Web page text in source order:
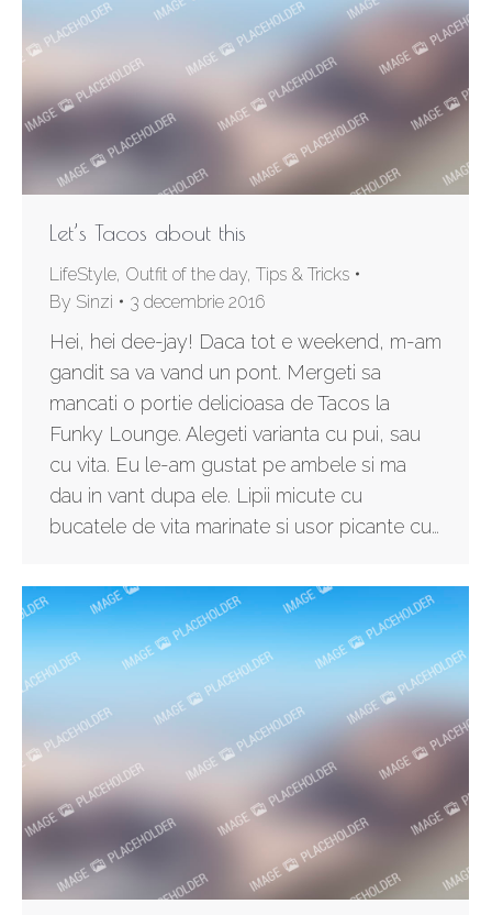
Let’s Tacos about this
LifeStyle, Outfit of the day, Tips & Tricks
By Sinzi 3 decembrie 2016
Hei, hei dee-jay! Daca tot e weekend, m-am
gandit sa va vand un pont. Mergeti sa
mancati o portie delicioasa de Tacos la
Funky Lounge. Alegeti varianta cu pui, sau
cu vita. Eu le-am gustat pe ambele si ma
dau in vant dupa ele. Lipii micute cu
bucatele de vita marinate si usor picante cu…